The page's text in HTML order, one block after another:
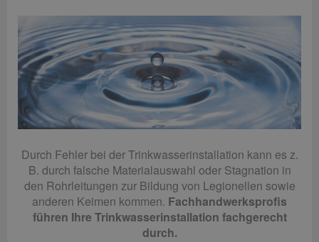
Durch Fehler bei der Trinkwasserinstallation kann es z.
B. durch falsche Materialauswahl oder Stagnation in
den Rohrleitungen zur Bildung von Legionellen sowie
anderen Keimen kommen. Fachhandwerksprofis
führen Ihre Trinkwasserinstallation fachgerecht
durch.